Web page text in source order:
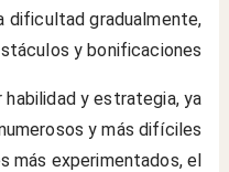
dificultad gradualmente,
y bonificaciones.
habilidad y estrategia, ya
y más difíciles
más experimentados, el